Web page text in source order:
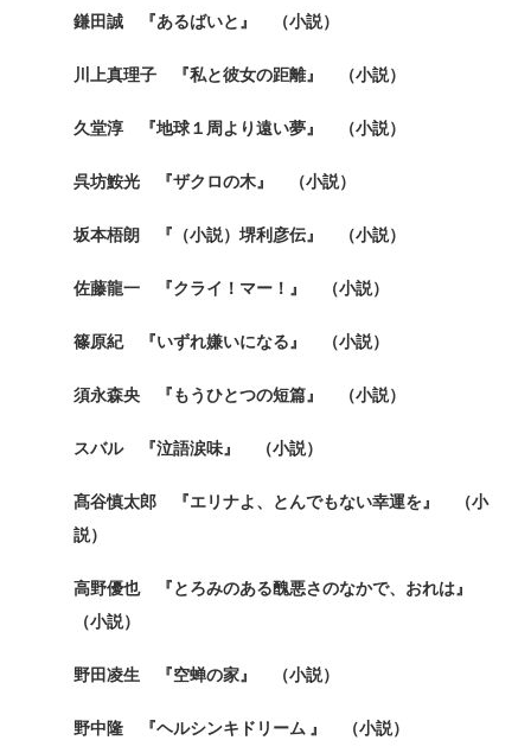
鎌田誠 『あるばいと』 （小説）
川上真理子 『私と彼女の距離』 （小説）
久堂淳 『地球１周より遠い夢』 （小説）
呉坊鮟光 『ザクロの木』 （小説）
坂本梧朗 『（小説）堺利彦伝』 （小説）
佐藤龍一 『クライ！マー！』 （小説）
篠原紀 『いずれ嫌いになる』 （小説）
須永森央 『もうひとつの短篇』 （小説）
スバル 『泣語涙味』 （小説）
髙谷慎太郎 『エリナよ、とんでもない幸運を』 （小
説）
高野優也 『とろみのある醜悪さのなかで、おれは』
（小説）
野田凌生 『空蝉の家』 （小説）
野中隆 『ヘルシンキドリーム 』 （小説）